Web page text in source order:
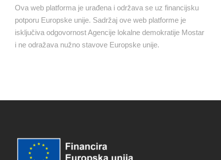
Ova web platforma je urađena i održava se uz financijsku
potporu Europske unije. Sadržaj ove web platforme je
isključiva odgovornost Agencije lokalne demokratije Mostar
i ne odražava nužno stavove Europske unije.